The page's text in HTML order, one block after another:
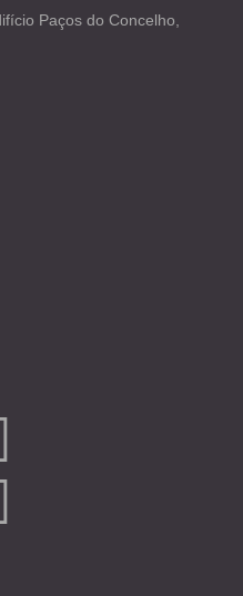
Paços do Concelho,